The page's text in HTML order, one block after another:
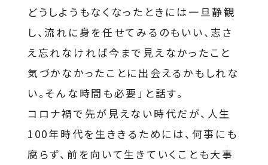
どうしようもなくなったときには一旦静観
し、流れに身を任せてみるのもいい、志さ
え忘れなければ今まで見えなかったこと
気づかなかったことに出会えるかもしれな
い。そんな時間も必要」と話す。
コロナ禍で先が見えない時代だが、人生
100年時代を生ききるためには、何事にも
腐らず、前を向いて生きていくことも大事